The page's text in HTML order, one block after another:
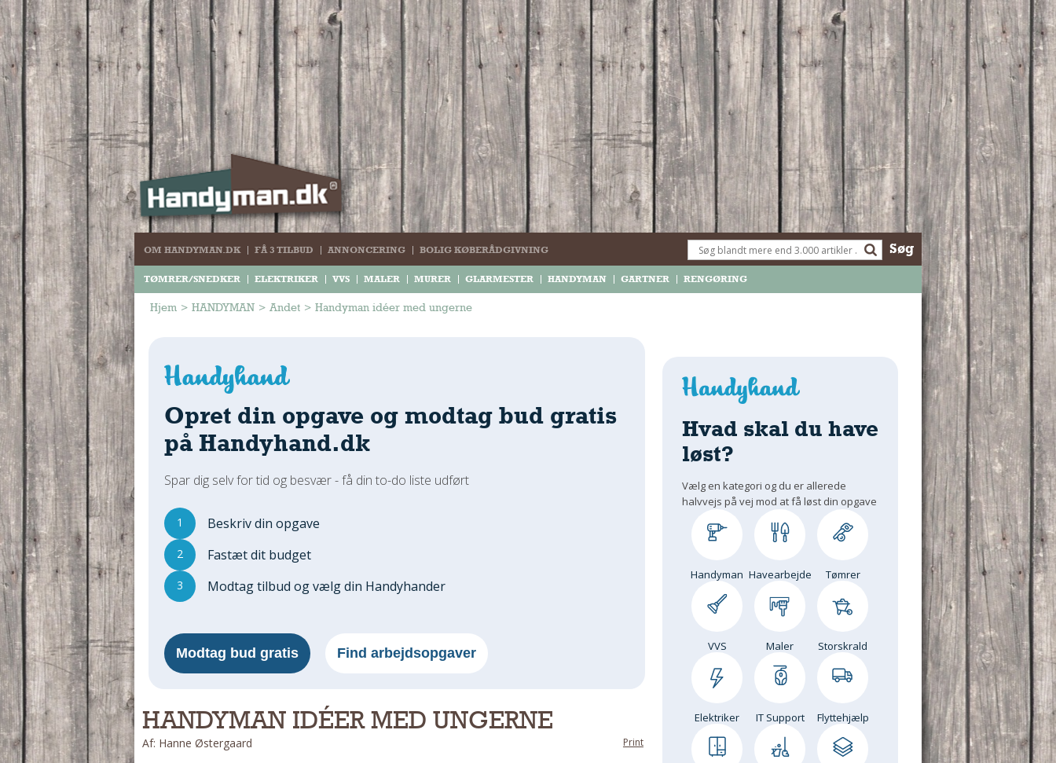
OM HANDYMAN.DK FÅ 3 TILBUD ANNONCERING BOLIG KØBERÅDGIVNING
TØMRER/SNEDKER ELEKTRIKER VVS MALER MURER GLARMESTER HANDYMAN GARTNER RENGØRING
Søg
Hjem > HANDYMAN > Andet > Handyman idéer med ungerne
Opret din opgave og modtag bud gratis
på Handyhand.dk
Spar dig selv for tid og besvær - få din to-do liste udført
1 Beskriv din opgave
2 Fastæt dit budget
3 Modtag tilbud og vælg din Handyhander
Modtag bud gratis Find arbejdsopgaver
HANDYMAN IDÉER MED UNGERNE
Af: Hanne Østergaard Print
Hvad skal du have
løst?
Vælg en kategori og du er allerede
halvvejs på vej mod at få løst din opgave
Handyman Havearbejde Tømrer
VVS Maler Storskrald
Elektriker IT Support Flyttehjælp